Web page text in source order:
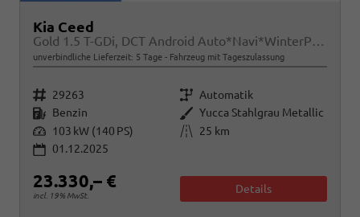
Kia Ceed
Gold 1.5 T-GDi, DCT Android Auto*Navi*WinterPak*Klimaauto*16"*Kamera*PrivacyGlas*
unverbindliche Lieferzeit: 5 Tage Fahrzeug mit Tageszulassung
Fahrzeugnr. 29263 Getriebe Automatik
Kraftstoff Benzin Außenfarbe Yucca Stahlgrau Metallic
Leistung 103 kW (140 PS) Kilometerstand
25 km
01.12.2025
23.330,– €
incl. 19% MwSt.
Details